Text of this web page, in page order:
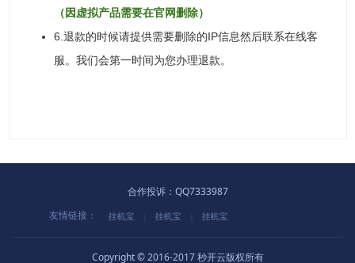
（因虚拟产品需要在官网删除）
6.退款的时候请提供需要删除的IP信息然后联系在线客
服。我们会第一时间为您办理退款。
合作投诉：QQ7333987
友情链接：
| 挂机宝 挂机宝 挂机宝 挂机宝
Copyright © 2016-2017 秒开云版权所有